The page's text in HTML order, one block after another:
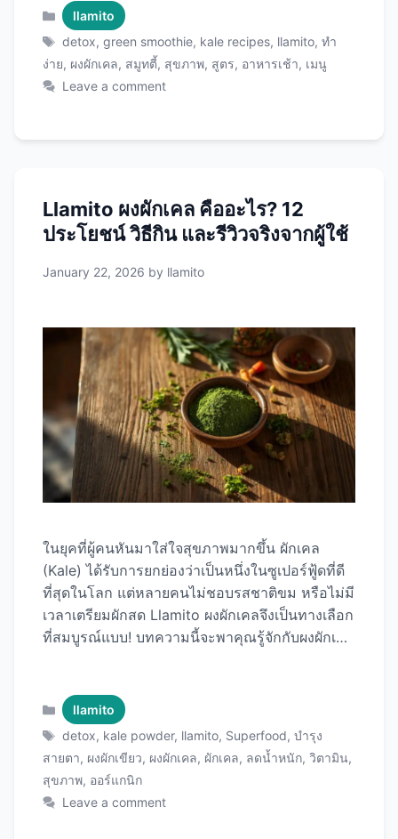
ใช้ Llamito ผงผักเคล? ข้อดีที่ชัดเจน 1. สะดวกสุดๆ
2. ไม่ขม ไม่มีกลิ่นแรง 3. เก็บได้นาน 4. คุณค่าเข้ม
ข้น เครื่องดื่มดีท็อกซ์ (5 สูตร) 1. Green Detox
Water (เวลา: 2 นาที) ส่วนผสม: วิธีทำ: ประโยชน์:
Categories
llamito
Tags
detox,green smoothie, kale recipes, llamito,ทำ
ง่าย, ผงผักเคล, สมูทตี้, สุขภาพ, สูตร, อาหารเช้า, เมนู
Leave a comment
Llamito ผงผักเคล คืออะไร? 12
ประโยชน์ วิธีกิน และรีวิวจริงจากผู้ใช้
January 22, 2026 by llamito
ในยุคที่ผู้คนหันมาใส่ใจสุขภาพมากขึ้น ผักเคล
(Kale) ได้รับการยกย่องว่าเป็นหนึ่งในซูเปอร์ฟู้ดที่ดี
ที่สุดในโลก แต่หลายคนไม่ชอบรสชาติขม หรือไม่มี
เวลาเตรียมผักสด Llamito ผงผักเคลจึงเป็นทางเลือก
ที่สมบูรณ์แบบ! บทความนี้จะพาคุณรู้จักกับผงผักเคล
อร่อย ไปจนถึงรีวิวจากผู้ใช้จริง พร้อม Llamito ผง
ผักเคล ที่จะเปลี่ยนชีวิตคุณให้สุขภาพดีขึ้นได้ในทุก
วัน! Llamito ผงผักเคล คืออะไร? ผักเคล (Kale) คือ
ซูเปอร์ฟู้ดอันดับต้นของโลก ผักเคลเป็นผักใบเขียวใน
ตระกูล cruciferous เช่นเดียวกับบรอกโคลี กะหล่ำ
Categories
llamito
Tags
detox, kale powder, llamito, Superfood,บำรุง
สายตา, ผงผักเขียว, ผงผักเคล, ผักเคล, ลดน้ำหนัก, วิตามิน,
สุขภาพ, ออร์แกนิก
Leave a comment